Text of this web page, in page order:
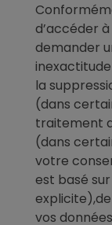
d’accéder
demander
la
(dans
traitement
(dans
votre
est basé
vos